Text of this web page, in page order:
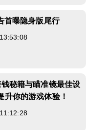
首曝隐身版尾行
钱秘籍与瞄准镜最佳设
升你的游戏体验！